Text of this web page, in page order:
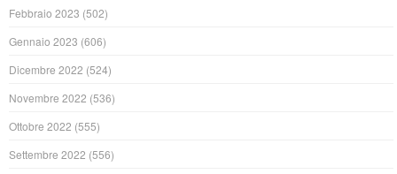
Febbraio 2023 (502)
Gennaio 2023 (606)
Dicembre 2022 (524)
Novembre 2022 (536)
Ottobre 2022 (555)
Settembre 2022 (556)